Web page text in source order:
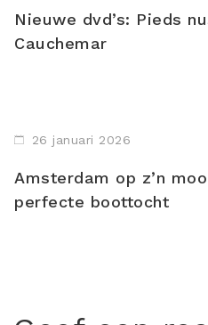
Nieuwe dvd’s: Pieds
Cauchemar
26 januari 2026
Amsterdam op z’n
perfecte boottocht